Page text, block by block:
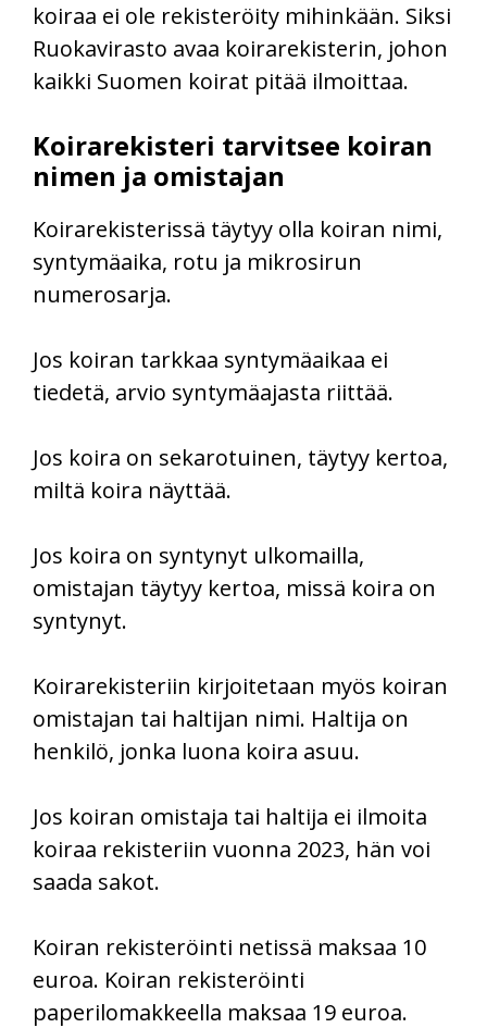
koiraa ei ole rekisteröity mihinkään. Siksi
Ruokavirasto avaa koirarekisterin, johon
kaikki Suomen koirat pitää ilmoittaa.
Koirarekisteri tarvitsee koiran
nimen ja omistajan
Koirarekisterissä täytyy olla koiran nimi,
syntymäaika, rotu ja mikrosirun
numerosarja.
Jos koiran tarkkaa syntymäaikaa ei
tiedetä, arvio syntymäajasta riittää.
Jos koira on sekarotuinen, täytyy kertoa,
miltä koira näyttää.
Jos koira on syntynyt ulkomailla,
omistajan täytyy kertoa, missä koira on
syntynyt.
Koirarekisteriin kirjoitetaan myös koiran
omistajan tai haltijan nimi. Haltija on
henkilö, jonka luona koira asuu.
Jos koiran omistaja tai haltija ei ilmoita
koiraa rekisteriin vuonna 2023, hän voi
saada sakot.
Koiran rekisteröinti netissä maksaa 10
euroa. Koiran rekisteröinti
paperilomakkeella maksaa 19 euroa.